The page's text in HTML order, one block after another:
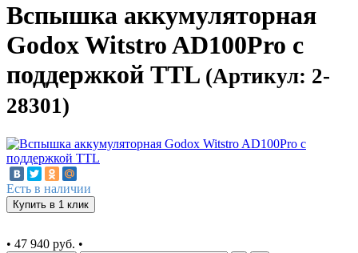
Вспышка аккумуляторная
Godox Witstro AD100Pro с
поддержкой TTL (Артикул: 2-
28301)
Есть в наличии
Купить в 1 клик
• 47 940 руб. •